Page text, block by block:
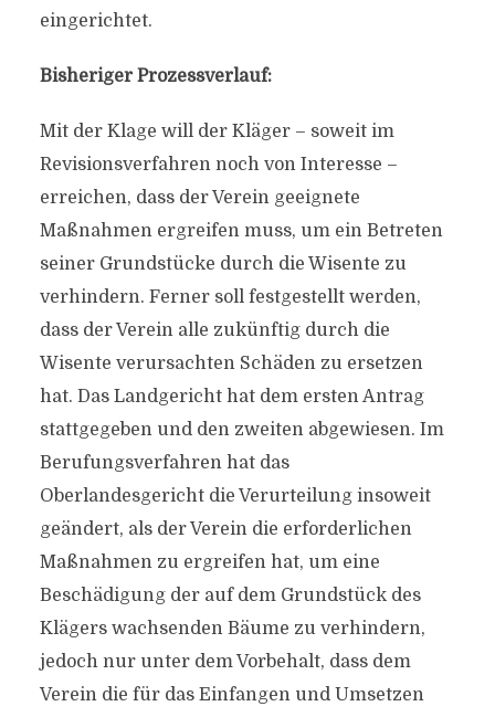
eingerichtet.
Bisheriger Prozessverlauf:
Mit der Klage will der Kläger – soweit im
Revisionsverfahren noch von Interesse –
erreichen, dass der Verein geeignete
Maßnahmen ergreifen muss, um ein Betreten
seiner Grundstücke durch die Wisente zu
verhindern. Ferner soll festgestellt werden,
dass der Verein alle zukünftig durch die
Wisente verursachten Schäden zu ersetzen
hat. Das Landgericht hat dem ersten Antrag
stattgegeben und den zweiten abgewiesen. Im
Berufungsverfahren hat das
Oberlandesgericht die Verurteilung insoweit
geändert, als der Verein die erforderlichen
Maßnahmen zu ergreifen hat, um eine
Beschädigung der auf dem Grundstück des
Klägers wachsenden Bäume zu verhindern,
jedoch nur unter dem Vorbehalt, dass dem
Verein die für das Einfangen und Umsetzen